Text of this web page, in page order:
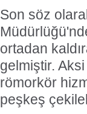
Son söz
ortadan
gelmiştir.
römorkör
peşkeş